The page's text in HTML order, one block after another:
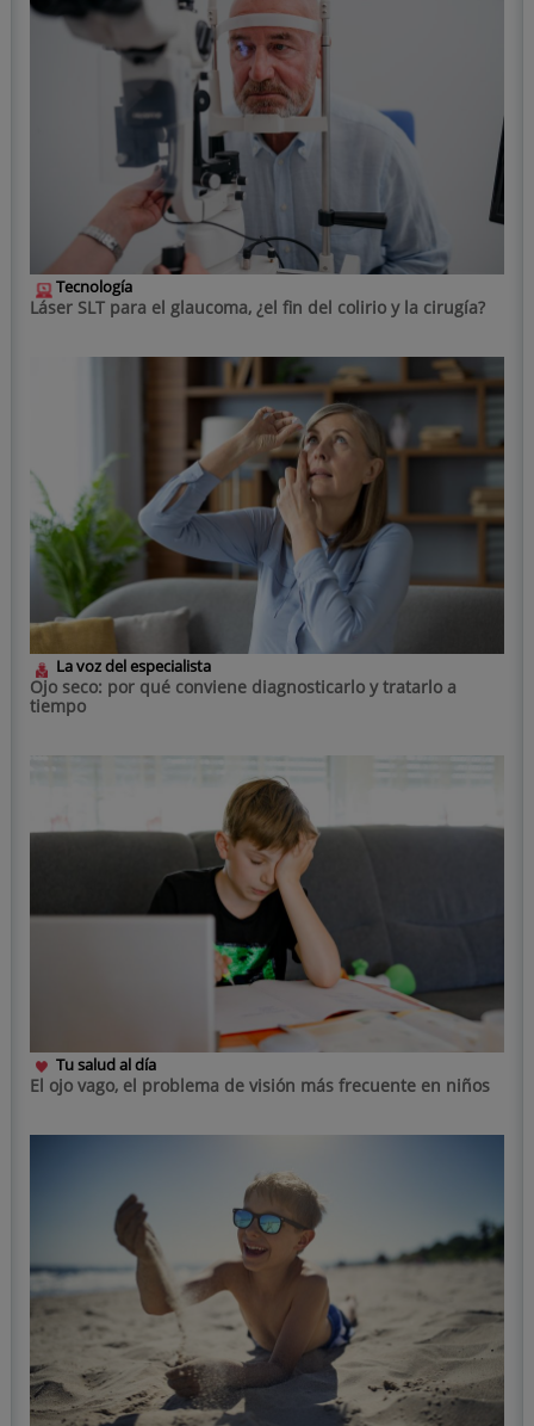
Tecnología
Láser SLT para el glaucoma, ¿el fin del colirio y la cirugía?
La voz del especialista
Ojo seco: por qué conviene diagnosticarlo y tratarlo a
tiempo
Tu salud al día
El ojo vago, el problema de visión más frecuente en niños